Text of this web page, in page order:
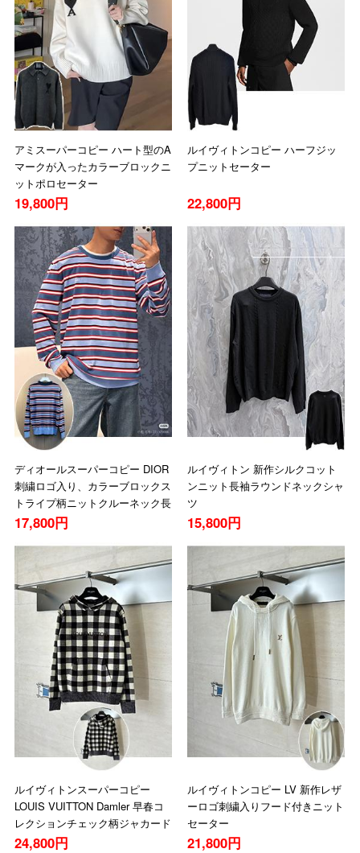
アミスーパーコピー ハート型のA
マークが入ったカラーブロックニ
ットポロセーター
19,800円
ルイヴィトンコピー ハーフジッ
プニットセーター
22,800円
ディオールスーパーコピー DIOR
刺繍ロゴ入り、カラーブロックス
トライプ柄ニットクルーネック長
袖シャツ
17,800円
ルイヴィトン 新作シルクコット
ンニット長袖ラウンドネックシャ
ツ
15,800円
ルイヴィトンスーパーコピー
LOUIS VUITTON Damler 早春コ
レクションチェック柄ジャカード
ニットパーカー
24,800円
ルイヴィトンコピー LV 新作レザ
ーロゴ刺繍入りフード付きニット
セーター
21,800円